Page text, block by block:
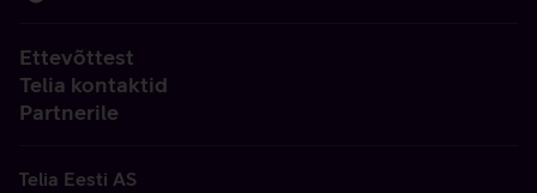
Ettevõttest
Telia kontaktid
Partnerile
Telia Eesti AS